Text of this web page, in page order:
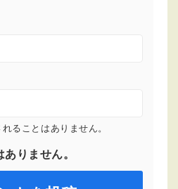
ることはありません。
りません。